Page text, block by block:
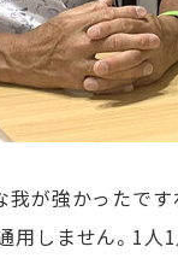
が強かったで
用しません。1